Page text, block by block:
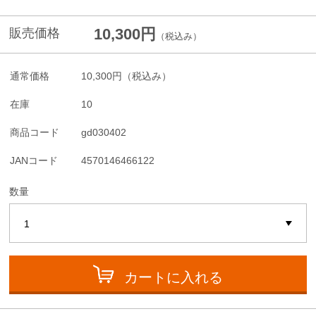
販売価格 10,300円 （税込み）
通常価格 10,300円 （税込み）
在庫 10
商品コード gd030402
JANコード 4570146466122
数量
カートに入れる